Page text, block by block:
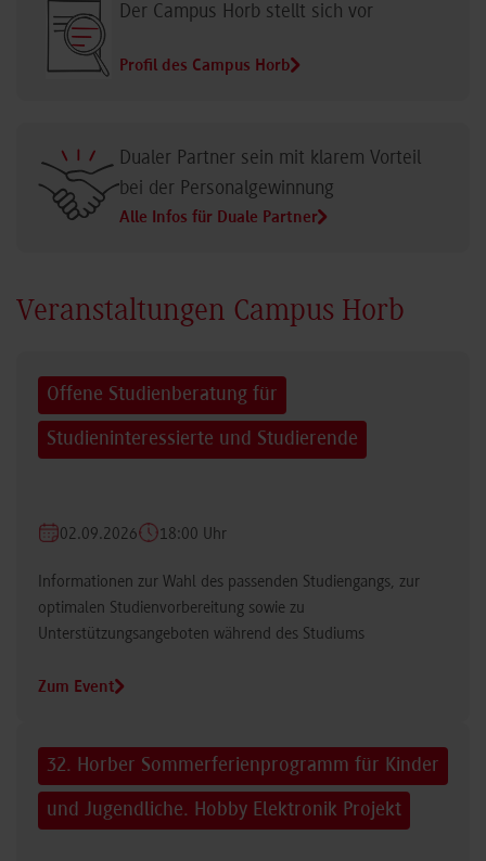
Der Campus Horb stellt sich vor
Profil des Campus Horb
Dualer Partner sein mit klarem Vorteil
bei der Personalgewinnung
Alle Infos für Duale Partner
Veranstaltungen Campus Horb
Offene Studienberatung für
Studieninteressierte und Studierende
02.09.2026 18:00 Uhr
Informationen zur Wahl des passenden Studiengangs, zur
optimalen Studienvorbereitung sowie zu
Unterstützungsangeboten während des Studiums
Zum Event
32. Horber Sommerferienprogramm für Kinder
und Jugendliche. Hobby Elektronik Projekt